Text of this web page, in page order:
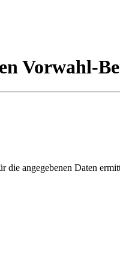
Vorwahl-
die angegebenen Daten